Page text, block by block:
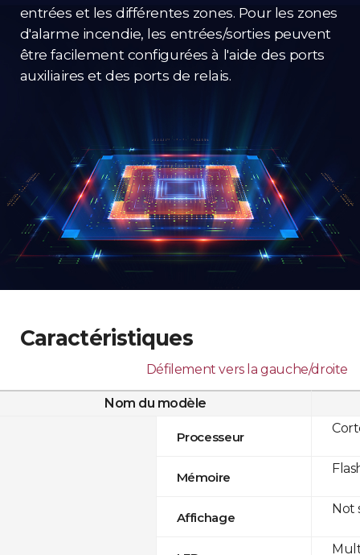
entrées et les différentes zones. Pour les zones
d'alarme incendie, les entrées/sorties peuvent
être facilement configurées à l'aide des ports
auxiliaires et des ports de relais.
Caractéristiques
Défilement vers la gauche/droite
Nom du modèle
Processeur
Mémoire
Affichage
Not